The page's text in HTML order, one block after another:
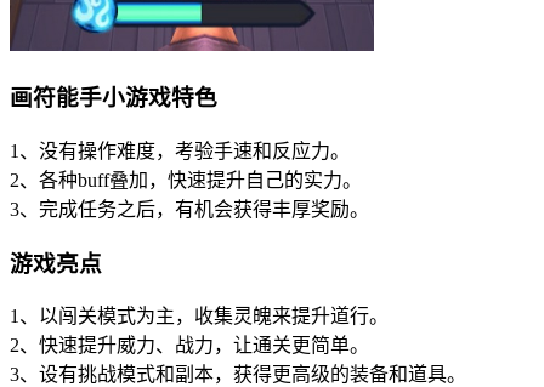
画符能手小游戏特色
1、没有操作难度，考验手速和反应力。
2、各种buff叠加，快速提升自己的实力。
3、完成任务之后，有机会获得丰厚奖励。
游戏亮点
1、以闯关模式为主，收集灵魄来提升道行。
2、快速提升威力、战力，让通关更简单。
3、设有挑战模式和副本，获得更高级的装备和道具。